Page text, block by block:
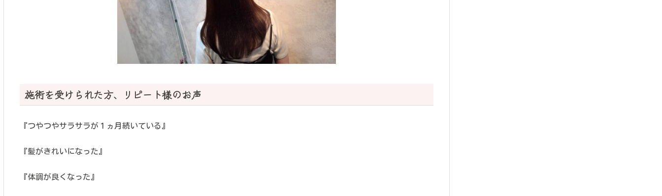
施術を受けられた方、リピート様のお声
『つやつやサラサラが１ヵ月続いている』
『髪がきれいになった』
『体調が良くなった』